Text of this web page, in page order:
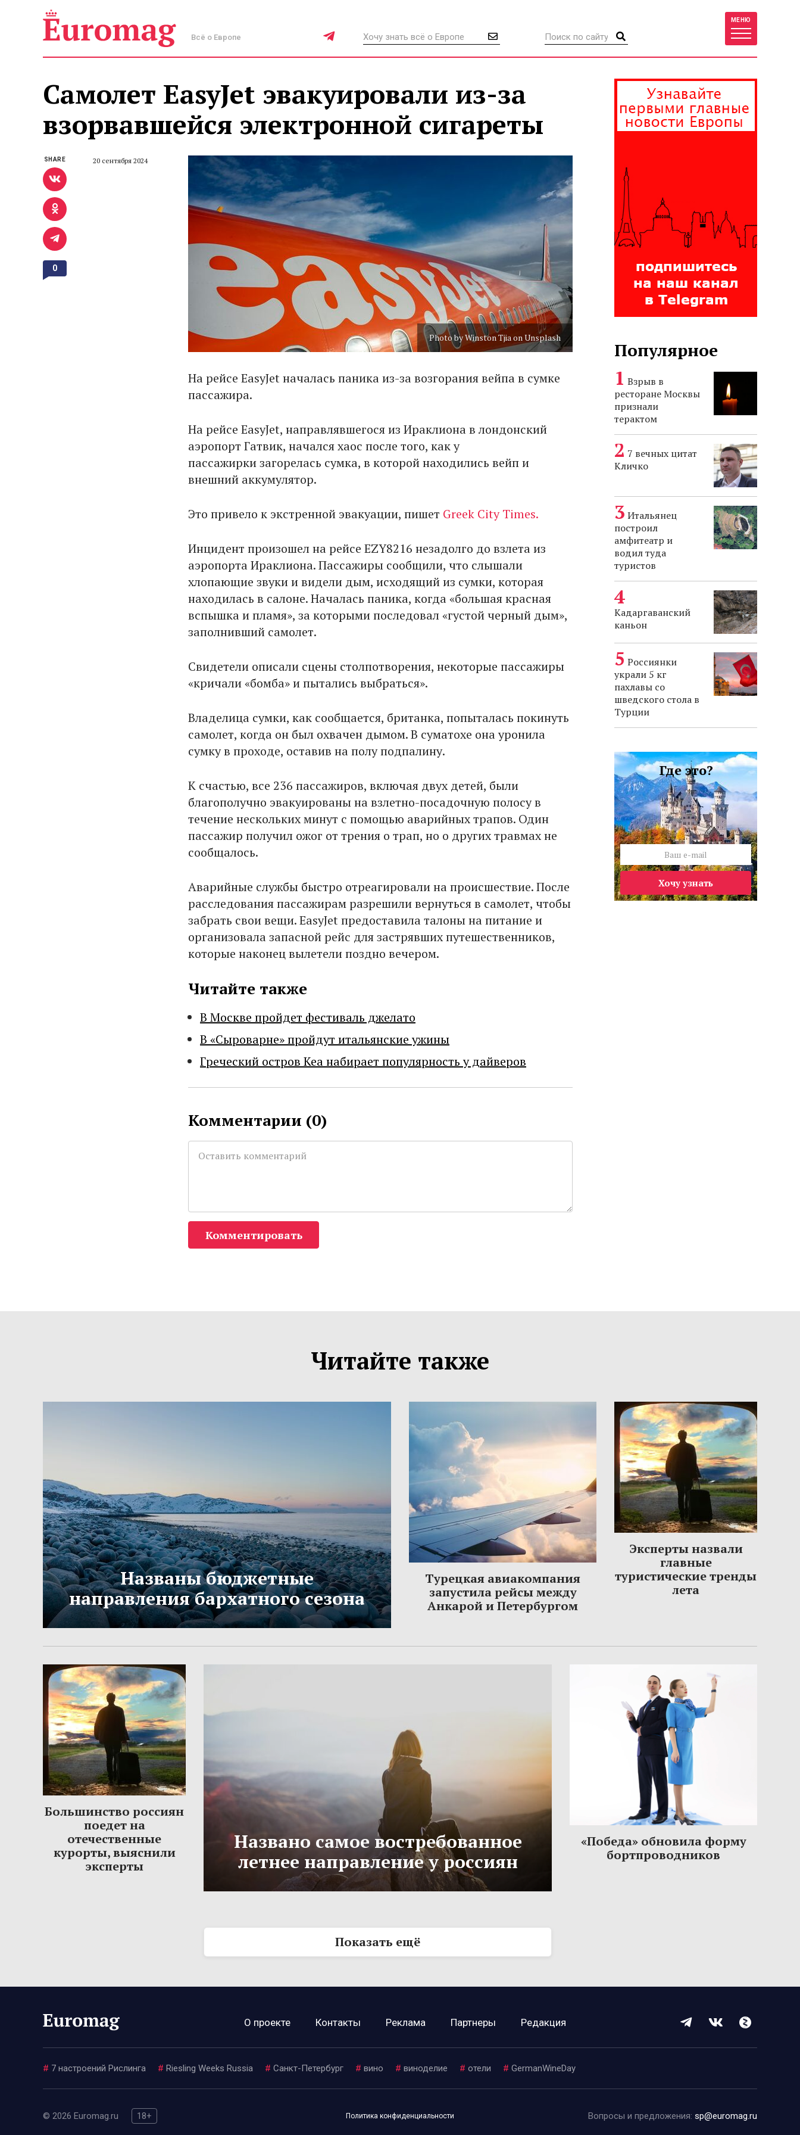
Всё о Европе
МЕНЮ
Самолет EasyJet эвакуировали из-за
взорвавшейся электронной сигареты
20 сентября 2024
Photo by Winston Tjia on Unsplash
На рейсе EasyJet началась паника из-за возгорания вейпа в сумке
пассажира.
На рейсе EasyJet, направлявшегося из Ираклиона в лондонский
аэропорт Гатвик, начался хаос после того, как у
пассажирки загорелась сумка, в которой находились вейп и
внешний аккумулятор.
Это привело к экстренной эвакуации, пишет Greek City Times.
Инцидент произошел на рейсе EZY8216 незадолго до взлета из
аэропорта Ираклиона. Пассажиры сообщили, что слышали
хлопающие звуки и видели дым, исходящий из сумки, которая
находилась в салоне. Началась паника, когда «большая красная
вспышка и пламя», за которыми последовал «густой черный дым»,
заполнивший самолет.
Свидетели описали сцены столпотворения, некоторые пассажиры
«кричали «бомба» и пытались выбраться».
Владелица сумки, как сообщается, британка, попыталась покинуть
самолет, когда он был охвачен дымом. В суматохе она уронила
сумку в проходе, оставив на полу подпалину.
К счастью, все 236 пассажиров, включая двух детей, были
благополучно эвакуированы на взлетно-посадочную полосу в
течение нескольких минут с помощью аварийных трапов. Один
пассажир получил ожог от трения о трап, но о других травмах не
сообщалось.
Аварийные службы быстро отреагировали на происшествие. После
расследования пассажирам разрешили вернуться в самолет, чтобы
забрать свои вещи. EasyJet предоставила талоны на питание и
организовала запасной рейс для застрявших путешественников,
которые наконец вылетели поздно вечером.
Читайте также
В Москве пройдет фестиваль джелато
В «Сыроварне» пройдут итальянские ужины
Греческий остров Кеа набирает популярность у дайверов
SHARE
0
Комментарии (0)
Комментировать
Популярное
Взрыв в
ресторане Москвы
признали
терактом
7 вечных цитат
Кличко
Итальянец
построил
амфитеатр и
водил туда
туристов
Кадаргаванский
каньон
Россиянки
украли 5 кг
пахлавы со
шведского стола в
Турции
Где это?
Хочу узнать
Читайте также
Названы бюджетные
направления бархатного сезона
Турецкая авиакомпания
запустила рейсы между
Анкарой и Петербургом
Эксперты назвали
главные
туристические тренды
лета
Большинство россиян
поедет на
отечественные
курорты, выяснили
эксперты
Названо самое востребованное
летнее направление у россиян
«Победа» обновила форму
бортпроводников
Показать ещё
О проекте Контакты Реклама Партнеры Редакция
# 7 настроений Рислинга # Riesling Weeks Russia # Санкт-Петербург # вино # виноделие # отели # GermanWineDay
© 2026 Euromag.ru 18+ Политика конфиденциальности Вопросы и предложения: sp@euromag.ru